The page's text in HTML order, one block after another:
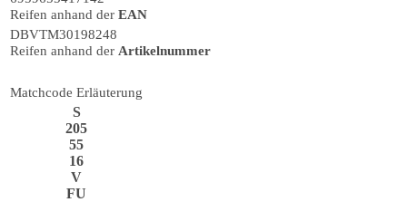
Reifen anhand der EAN
DBVTM30198248
Reifen anhand der Artikelnummer
Matchcode Erläuterung
S
205
55
16
V
FU